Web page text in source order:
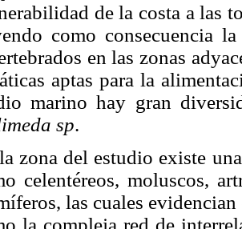
de la costa a las
como consecuencia
en las zonas
aptas para la
marino hay gran
sp.
zona del estudio existe
celentéreos, moluscos,
las cuales